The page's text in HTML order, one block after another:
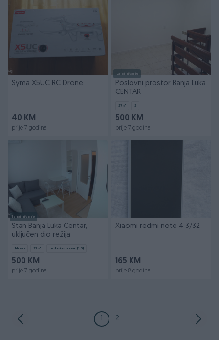
Syma X5UC RC Drone
40 KM
prije 7 godina
Iznajmljivanje
Poslovni prostor Banja Luka
CENTAR
27㎡ 2
500 KM
prije 7 godina
Iznajmljivanje
Stan Banja Luka Centar,
uključen dio režija
Novo 27㎡ Jednoiposoban (1.5)
500 KM
prije 7 godina
Xiaomi redmi note 4 3/32
165 KM
prije 8 godina
1 2